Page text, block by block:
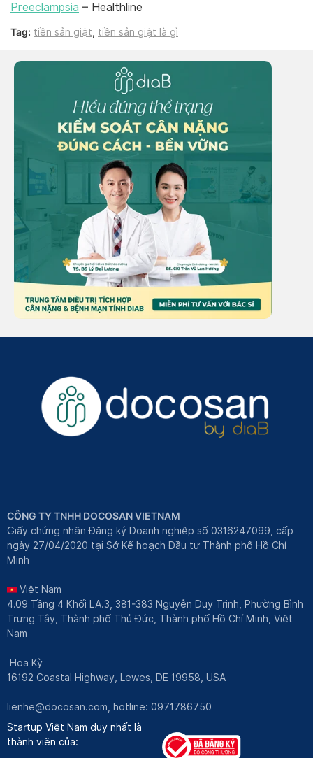
Preeclampsia – Healthline
Tag: tiền sản giật, tiền sản giật là gì
CÔNG TY TNHH DOCOSAN VIETNAM
Giấy chứng nhận Đăng ký Doanh nghiệp số 0316247099, cấp
ngày 27/04/2020 tại Sở Kế hoạch Đầu tư Thành phố Hồ Chí
Minh
Việt Nam
4.09 Tầng 4 Khối LA.3, 381-383 Nguyễn Duy Trinh, Phường Bình
Trưng Tây, Thành phố Thủ Đức, Thành phố Hồ Chí Minh, Việt
Nam
Hoa Kỳ
16192 Coastal Highway, Lewes, DE 19958, USA
lienhe@docosan.com , hotline: 0971786750
Startup Việt Nam duy nhất là
thành viên của: